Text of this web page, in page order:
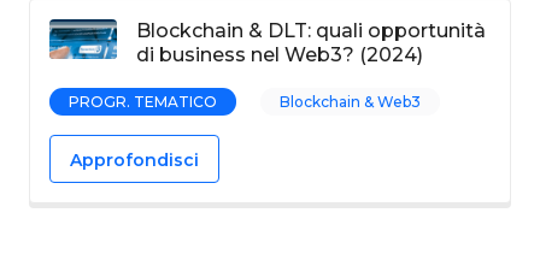
Blockchain & DLT: quali opportunità
di business nel Web3? (2024)
PROGR. TEMATICO Blockchain & Web3
Approfondisci